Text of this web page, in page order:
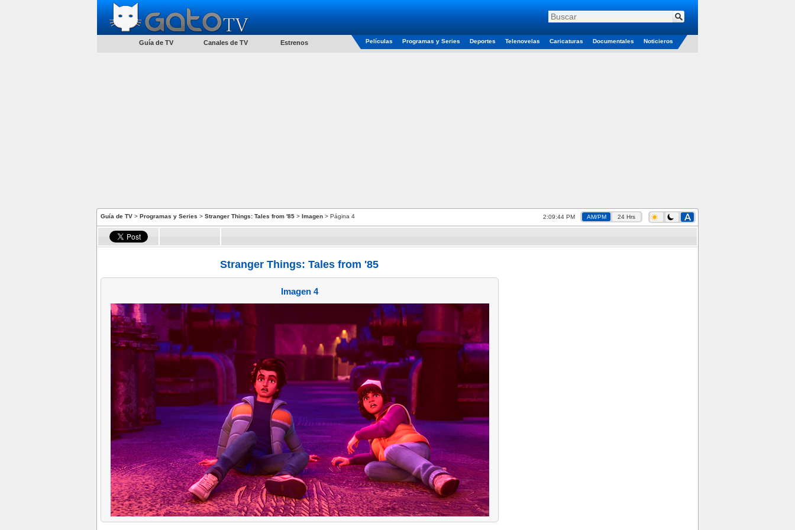
Guía de TV Canales de TV Estrenos Películas Programas y Series Deportes Telenovelas Caricaturas Documentales Noticieros
Guía de TV > Programas y Series > Stranger Things: Tales from '85 > Imagen > Página 4 2:09:44 PM AM/PM 24 Hrs
Stranger Things: Tales from '85
Imagen 4